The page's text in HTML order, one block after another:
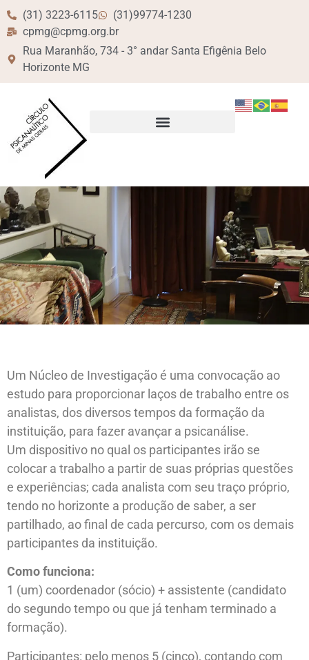
(31) 3223-6115
(31)99774-1230
cpmg@cpmg.org.br
Rua Maranhão, 734 - 3° andar Santa Efigênia Belo
Horizonte MG
Um Núcleo de Investigação é uma convocação ao
estudo para proporcionar laços de trabalho entre os
analistas, dos diversos tempos da formação da
instituição, para fazer avançar a psicanálise.
Um dispositivo no qual os participantes irão se
colocar a trabalho a partir de suas próprias questões
e experiências; cada analista com seu traço próprio,
tendo no horizonte a produção de saber, a ser
partilhado, ao final de cada percurso, com os demais
participantes da instituição.
Como funciona:
1 (um) coordenador (sócio) + assistente (candidato
do segundo tempo ou que já tenham terminado a
formação).
Participantes: pelo menos 5 (cinco), contando com